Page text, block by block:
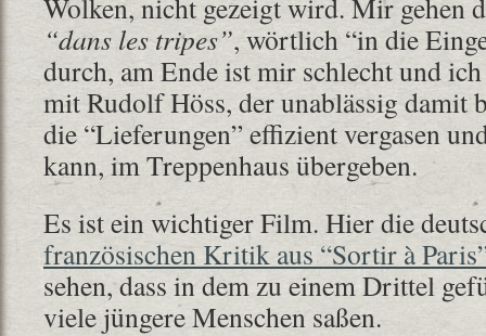
“dans les tripes”, wörtlich “in die
durch, am Ende ist mir schlecht und
mit Rudolf Höss, der unablässig damit
die “Lieferungen” effizient vergasen
kann, im Treppenhaus übergeben.
Es ist ein wichtiger Film. Hier die
französischen Kritik aus “Sortir à
sehen, dass in dem zu einem Drittel
viele jüngere Menschen saßen.